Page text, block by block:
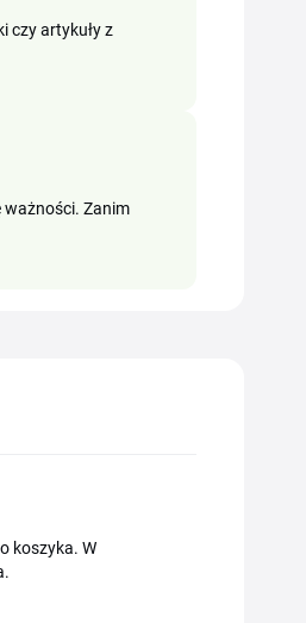
czy artykuły z
ważności. Zanim
koszyka. W